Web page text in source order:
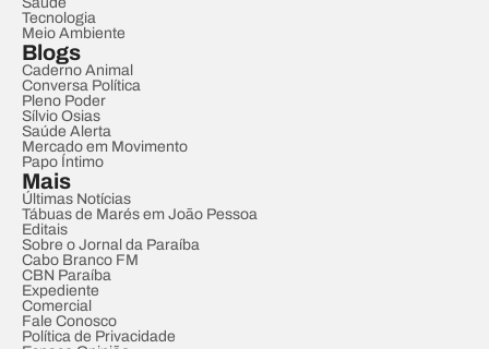
Tecnologia
Meio Ambiente
Blogs
Caderno Animal
Conversa Política
Pleno Poder
Sílvio Osias
Saúde Alerta
Mercado em Movimento
Papo Íntimo
Mais
Últimas Notícias
Tábuas de Marés em João Pessoa
Editais
Sobre o Jornal da Paraíba
Cabo Branco FM
CBN Paraíba
Expediente
Comercial
Fale Conosco
Política de Privacidade